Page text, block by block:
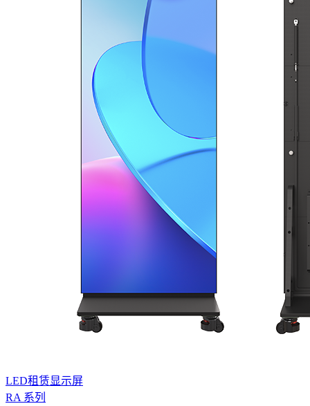
LED租赁显示屏
RA 系列